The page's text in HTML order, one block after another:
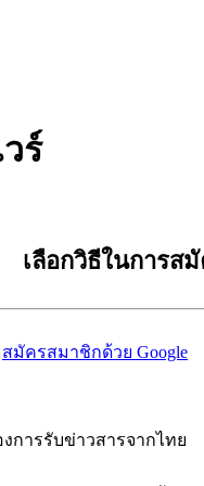
ร์
เลือกวิธีในการส
สมัครสมาชิกด้วย Google
การรับข่าวสารจากไทย